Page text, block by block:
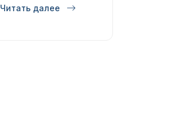
2043 года
Читать далее